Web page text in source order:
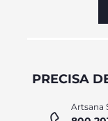
PRECISA
Artsana